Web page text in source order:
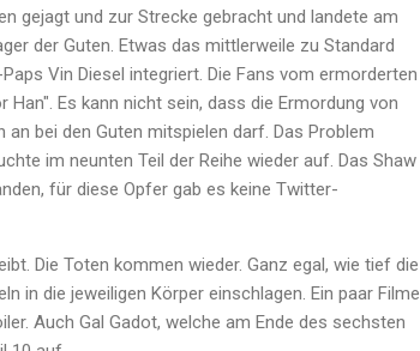
gejagt und zur Strecke gebracht und landete am
der Guten. Etwas das mittlerweile zu Standard
Vin Diesel integriert. Die Fans vom ermorderten
Es kann nicht sein, dass die Ermordung von
bei den Guten mitspielen darf. Das Problem
im neunten Teil der Reihe wieder auf. Das Shaw
für diese Opfer gab es keine Twitter-
Die Toten kommen wieder. Ganz egal, wie tief die
in die jeweiligen Körper einschlagen. Ein paar Filme
Auch Gal Gadot, welche am Ende des sechsten